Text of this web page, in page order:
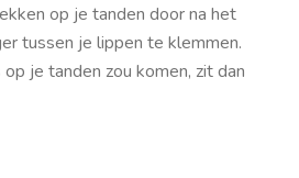
op je tanden door na het
tussen je lippen te klemmen.
je tanden zou komen, zit dan